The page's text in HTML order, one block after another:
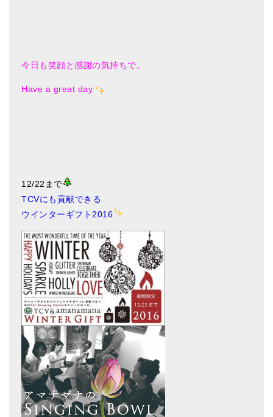
今日も笑顔と感謝の気持ちで。
Have a great day
12/22まで
TCVにも貢献できる
ウインターギフト2016